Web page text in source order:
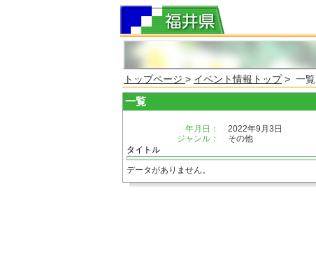
トップページ > イベント情報トップ> 一覧
一覧
年月日：
2022年9月3日
ジャンル：
その他
タイトル
データがありません。